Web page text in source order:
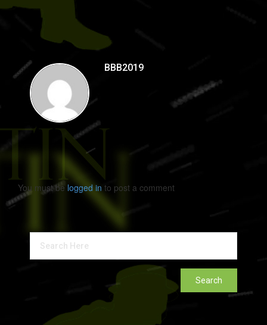
BBB2019
You must be logged in to post a comment